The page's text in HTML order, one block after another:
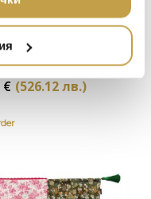
Sold Out
лампа
€ (526.12 лв.)
ПОДАРЪЦИ
ETHNICRAFT
ZUIVER
DUTCHBONE